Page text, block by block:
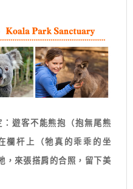
遊客不能熊抱（抱無尾熊
欄杆上（牠真的乖乖的坐
，來張搭肩的合照，留下美